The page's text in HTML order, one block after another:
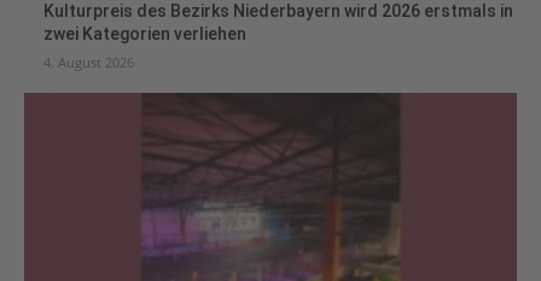
Kulturpreis des Bezirks Niederbayern wird 2026 erstmals in
zwei Kategorien verliehen
4. August 2026